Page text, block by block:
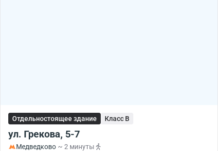
Отдельностоящее здание Класс B
ул. Грекова, 5-7
Медведково ~ 2 минуты